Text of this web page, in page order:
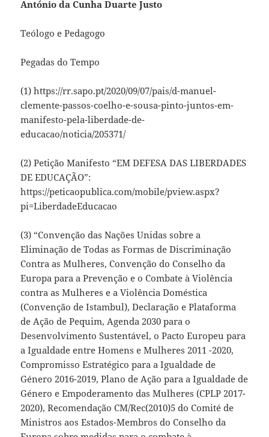
António da Cunha Duarte Justo
Teólogo e Pedagogo
Pegadas do Tempo
(1) https://rr.sapo.pt/2020/09/07/pais/d-manuel-
clemente-passos-coelho-e-sousa-pinto-juntos-em-
manifesto-pela-liberdade-de-
educacao/noticia/205371/
(2) Petição Manifesto “EM DEFESA DAS LIBERDADES
DE EDUCAÇÃO”:
https://peticaopublica.com/mobile/pview.aspx?
pi=LiberdadeEducacao
(3) “Convenção das Nações Unidas sobre a
Eliminação de Todas as Formas de Discriminação
Contra as Mulheres, Convenção do Conselho da
Europa para a Prevenção e o Combate à Violência
contra as Mulheres e a Violência Doméstica
(Convenção de Istambul), Declaração e Plataforma
de Ação de Pequim, Agenda 2030 para o
Desenvolvimento Sustentável, o Pacto Europeu para
a Igualdade entre Homens e Mulheres 2011 -2020,
Compromisso Estratégico para a Igualdade de
Género 2016-2019, Plano de Ação para a Igualdade de
Género e Empoderamento das Mulheres (CPLP 2017-
2020), Recomendação CM/Rec(2010)5 do Comité de
Ministros aos Estados-Membros do Conselho da